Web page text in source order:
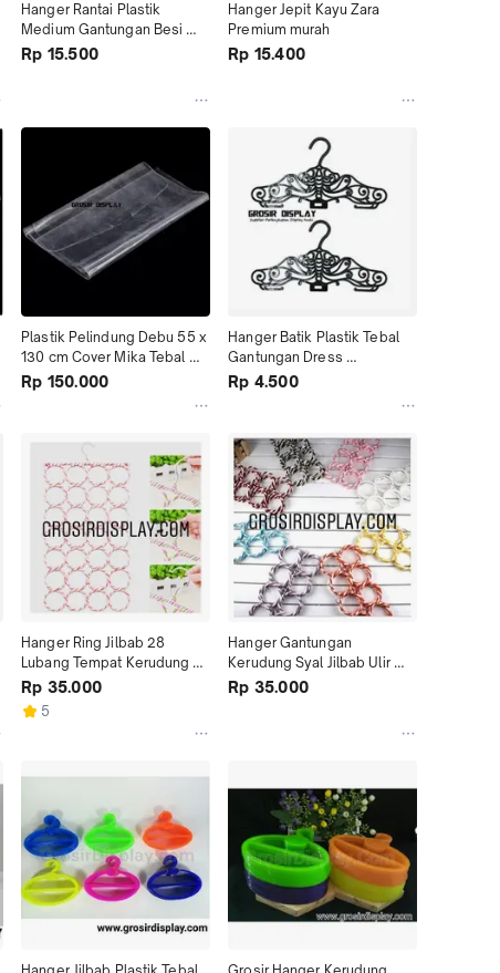
Hanger Rantai Plastik
Medium Gantungan Besi
Serbaguna Murah
Rp 15.500
Hanger Jepit Kayu Zara
Premium murah
Rp 15.400
Plastik Pelindung Debu 55 x
130 cm Cover Mika Tebal
Maxi Dress Gamis
Rp 150.000
Hanger Batik Plastik Tebal
Gantungan Dress
Perlengkapan Toko Baju
Rp 4.500
Hanger Ring Jilbab 28
Lubang Tempat Kerudung
Syal Kain Penutup Kepala
Rp 35.000
5
Hanger Gantungan
Kerudung Syal Jilbab Ulir
Tempat Hijab Pasmina
Rp 35.000